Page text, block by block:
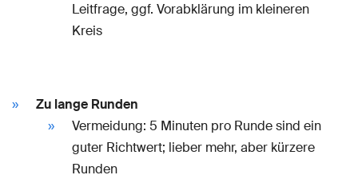
Leitfrage, ggf. Vorabklärung im kleineren
Kreis
Zu lange Runden
Vermeidung: 5 Minuten pro Runde sind ein
guter Richtwert; lieber mehr, aber kürzere
Runden